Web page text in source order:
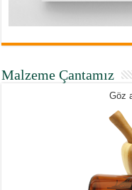
Malzeme Çantamız
Göz